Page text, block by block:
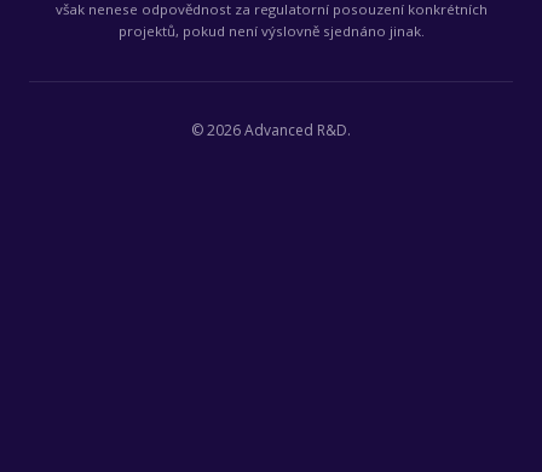
však nenese odpovědnost za regulatorní posouzení konkrétních
projektů, pokud není výslovně sjednáno jinak.
©2026Advanced R&D.